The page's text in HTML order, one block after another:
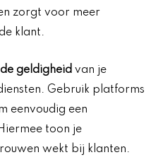
zorgt voor meer
klant.
geldigheid van je
Gebruik platforms
eenvoudig een
toon je
wekt bij klanten.